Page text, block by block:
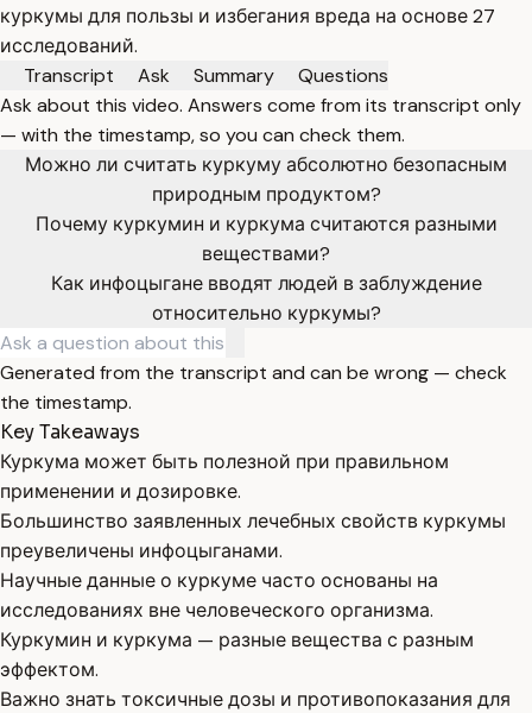
куркумы для пользы и избегания вреда на основе 27
исследований.
Transcript
Ask Summary
Questions
Ask about this video. Answers come from its transcript only
— with the timestamp, so you can check them.
Можно ли считать куркуму абсолютно безопасным
природным продуктом?
Почему куркумин и куркума считаются разными
веществами?
Как инфоцыгане вводят людей в заблуждение
относительно куркумы?
Generated from the transcript and can be wrong — check
the timestamp.
Key Takeaways
Куркума может быть полезной при правильном
применении и дозировке.
Большинство заявленных лечебных свойств куркумы
преувеличены инфоцыганами.
Научные данные о куркуме часто основаны на
исследованиях вне человеческого организма.
Куркумин и куркума — разные вещества с разным
эффектом.
Важно знать токсичные дозы и противопоказания для